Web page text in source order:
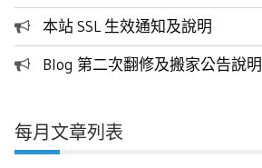
本站 SSL 生效通知及說明
Blog 第二次翻修及搬家公告說明
每月文章列表